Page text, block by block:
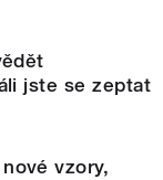
jste se zeptat
vzory,